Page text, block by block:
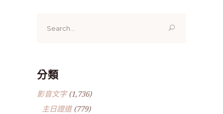
for:
分類
影音文字(1,736)
主日證道(779)